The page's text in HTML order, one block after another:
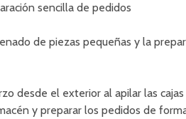
sencilla de pedidos
de piezas pequeñas y la
desde el exterior al apilar las
y preparar los pedidos de